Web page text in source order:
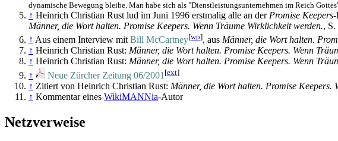
dynamische Bewegung bleibe. Man habe sich als "Dienst­leistungs­unternehmen im Reich
↑ Heinrich Christian Rust lud im Juni 1996 erstmalig alle an derPromise Keepers-
Männer, die Wort halten. Promise Keepers. Wenn Träume Wirklichkeit werden., S.
↑ Aus einem Interview mit Bill McCartney[wp], aus Männer, die Wort halten.
↑ Heinrich Christian Rust: Männer, die Wort halten. Promise Keepers. Wenn
↑ Heinrich Christian Rust: Männer, die Wort halten. Promise Keepers. Wenn
↑
Neue Zürcher Zeitung 06/2001 [ext]
↑ Zitiert von Heinrich Christian Rust: Männer, die Wort halten. Promise Keepers.
↑ Kommentar eines WikiMANNia-Autor
Netzverweise